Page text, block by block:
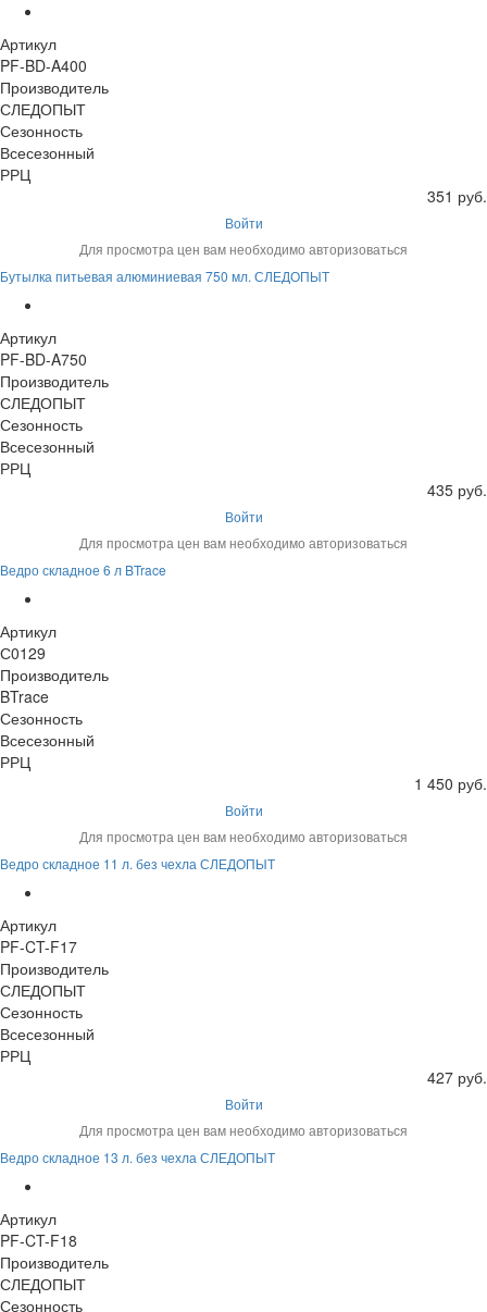
Артикул
PF-BD-A400
Производитель
СЛЕДОПЫТ
Сезонность
Всесезонный
РРЦ
351 руб.
Войти
Для просмотра цен вам необходимо авторизоваться
Бутылка питьевая алюминиевая 750 мл. СЛЕДОПЫТ
Артикул
PF-BD-A750
Производитель
СЛЕДОПЫТ
Сезонность
Всесезонный
РРЦ
435 руб.
Войти
Для просмотра цен вам необходимо авторизоваться
Ведро складное 6 л BTrace
Артикул
С0129
Производитель
BTrace
Сезонность
Всесезонный
РРЦ
1 450 руб.
Войти
Для просмотра цен вам необходимо авторизоваться
Ведро складное 11 л. без чехла СЛЕДОПЫТ
Артикул
PF-CT-F17
Производитель
СЛЕДОПЫТ
Сезонность
Всесезонный
РРЦ
427 руб.
Войти
Для просмотра цен вам необходимо авторизоваться
Ведро складное 13 л. без чехла СЛЕДОПЫТ
Артикул
PF-CT-F18
Производитель
СЛЕДОПЫТ
Сезонность